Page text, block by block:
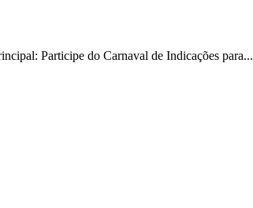
Participe do Carnaval de Indicações para...